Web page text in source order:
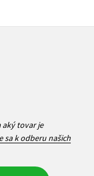
aký tovar je
sa k odberu našich